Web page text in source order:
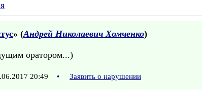
» (Андрей Николаевич Хомченко)
оратором...)
20:49 • Заявить о нарушении